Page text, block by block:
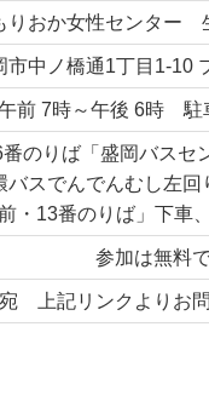
りおか女性センター
市中ノ橋通1丁目1-10
7時～午後 6時 駐
番のりば「盛岡バス
スでんでんむし左
・13番のりば」下車
参加は無料
上記リンクよりお